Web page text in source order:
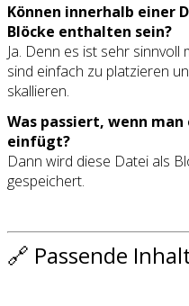
Können innerhalb einer
Blöcke enthalten sein?
Ja. Denn es ist sehr sinnvoll
sind einfach zu platzieren
skallieren.
Was passiert, wenn
einfügt?
Dann wird diese Datei als
gespeichert.
🔗 Passende